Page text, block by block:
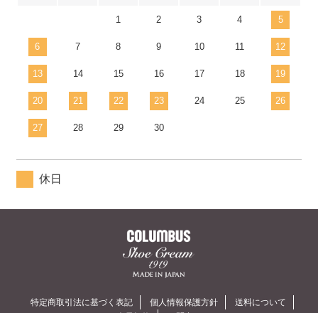
1 2 3 4 5
6 7 8 9 10 11 12
13 14 15 16 17 18 19
20 21 22 23 24 25 26
27 28 29 30
休日
特定商取引法に基づく表記 個人情報保護方針
送料について